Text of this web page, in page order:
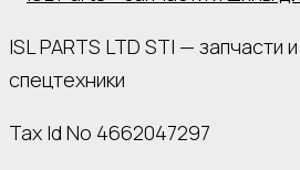
ISL PARTS LTD STI — запчасти
спецтехники
Tax Id No 4662047297